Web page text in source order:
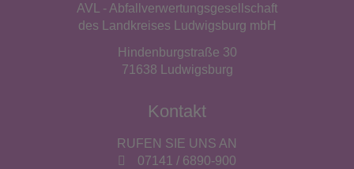
AVL - Abfallverwertungsgesellschaft
des Landkreises Ludwigsburg mbH
Hindenburgstraße 30
71638 Ludwigsburg
Kontakt
RUFEN SIE UNS AN
07141 / 6890-900